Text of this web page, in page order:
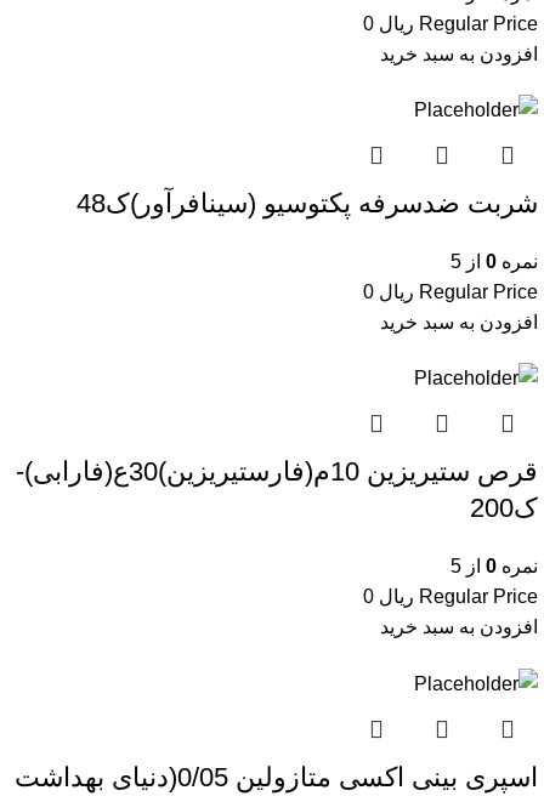
Regular Price ریال
افزودن به سبد خرید
شربت ضدسرفه پکتوسیو (سینافرآور)ک48
نمره 0 از 5
Regular Price ریال
افزودن به سبد خرید
قرص ستیریزین 10م(فارستیریزین)30ع(فارابی)-
ک200
نمره 0 از 5
Regular Price ریال
افزودن به سبد خرید
اسپری بینی اکسی متازولین 0/05(دنیای بهداشت